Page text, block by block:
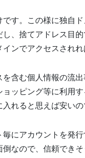
です。この様に独自
し、捨てアドレス目
インでアクセスされ
を含む個人情報の流
ョッピング等に利用
れると思えば安いの
毎にアカウントを発
倒なので、信頼でき